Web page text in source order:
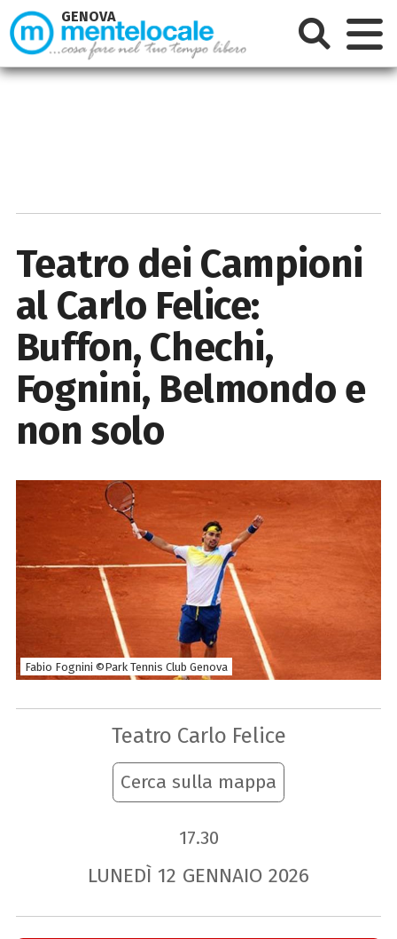
Teatro dei Campioni
al Carlo Felice:
Buffon, Chechi,
Fognini, Belmondo e
non solo
Fabio Fognini ©Park Tennis Club Genova
Teatro Carlo Felice
Cerca sulla mappa
17.30
LUNEDÌ 12 GENNAIO 2026
GENOVA